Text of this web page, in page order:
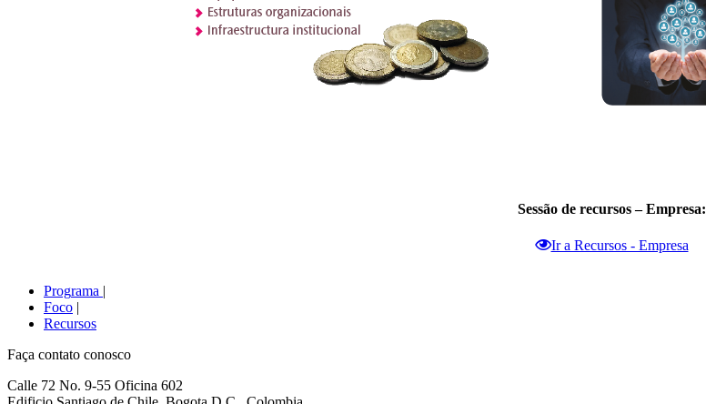
Sessão de recursos – Empresa:
Ir a Recursos - Empresa
Programa |
Foco |
Recursos
Faça contato conosco
Calle 72 No. 9-55 Oficina 602